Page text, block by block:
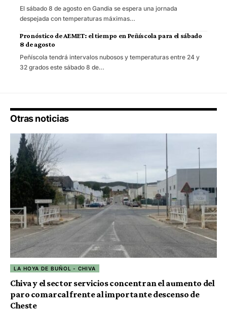
El sábado 8 de agosto en Gandia se espera una jornada
despejada con temperaturas máximas…
Pronóstico de AEMET: el tiempo en Peñíscola para el sábado
8 de agosto
Peñíscola tendrá intervalos nubosos y temperaturas entre 24 y
32 grados este sábado 8 de…
Otras noticias
LA HOYA DE BUÑOL - CHIVA
Chiva y el sector servicios concentran el aumento del
paro comarcal frente al importante descenso de
Cheste